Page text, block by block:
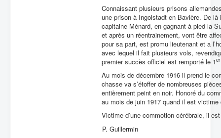
Connaissant plusieurs prisons
une prison à Ingolstadt en Bavière. De là
capitaine Ménard, en gagnant à pied la
et après un réentrainement, vont être
pour sa part, est promu lieutenant et a
avec lequel il fait plusieurs vols,
premier succès officiel est remporté le 1er
Au mois de décembre 1916 il prend le
chasse va s’étoffer de nombreuses
entièrement peint en noir. Honoré du
au mois de juin 1917 quand il est victime
Victime d’une commotion cérébrale, il
P. Guillermin